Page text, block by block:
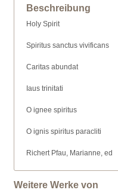
Beschreibung
Holy Spirit
Spiritus sanctus vivificans
Caritas abundat
Iaus trinitati
O ignee spiritus
O ignis spiritus paracliti
Richert Pfau, Marianne, ed
Weitere Werke von